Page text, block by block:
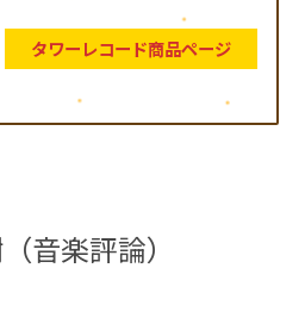
タワーレコード商品ページ
音楽評論）